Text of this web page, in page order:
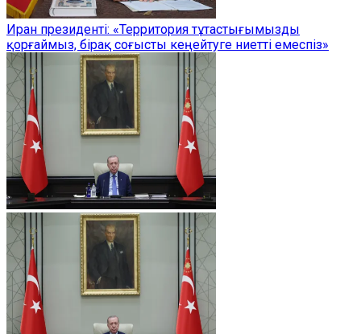
Иран президенті: «Территория тұтастығымызды
қорғаймыз, бірақ соғысты кеңейтуге ниетті емеспіз»